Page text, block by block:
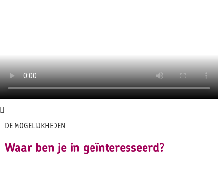
DE MOGELIJKHEDEN
Waar ben je in geïnteresseerd?